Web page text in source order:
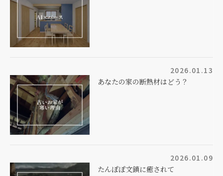
2026.01.13
あなたの家の断熱材はどう？
2026.01.09
たんぽぽ文鎮に癒されて